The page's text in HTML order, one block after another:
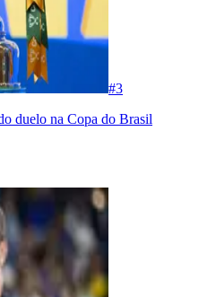
#3
duelo na Copa do Brasil